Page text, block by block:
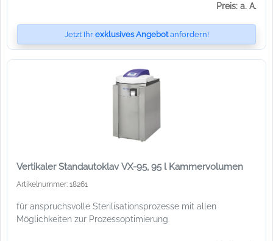
Preis: a. A.
Jetzt Ihr exklusives Angebotanfordern!
Vertikaler Standautoklav VX-95, 95 l Kammervolumen
Artikelnummer: 18261
für anspruchsvolle Sterilisationsprozesse mit allen
Möglichkeiten zur Prozessoptimierung